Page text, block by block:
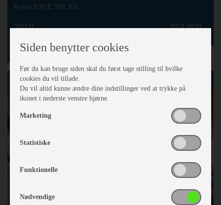
Royal 630 E TDL KS
2019 324.900,-
Siden benytter cookies
Før du kan bruge siden skal du først tage stilling til hvilke
cookies du vil tillade.
Du vil altid kunne ændre dine indstillinger ved at trykke på
ikonet i nederste venstre hjørne.
Marketing
Statistiske
Funktionelle
Nødvendige